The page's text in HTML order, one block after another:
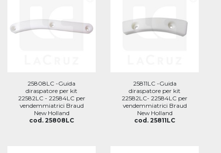
25808LC -Guida
diraspatore per kit
22582LC - 22584LC per
vendemmiatrici Braud
New Holland
cod. 25808LC
25811LC -Guida
diraspatore per kit
22582LC- 22584LC per
vendemmiatrici Braud
New Holland
cod. 25811LC